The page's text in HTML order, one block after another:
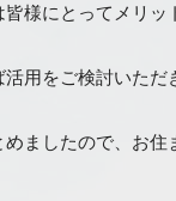
様にとってメリッ
用をご検討いただ
ましたので、お住